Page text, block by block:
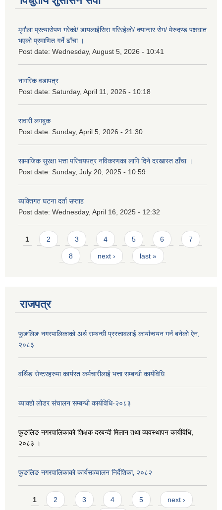
मृगौला प्रत्यारोपण गरेको/ डायलाईसिस गरिरहेको/ क्यान्सर रोग/ मेरुदण्ड पक्षघात
भएको प्रमाणित गर्ने ढाँचा ।
Post date: Wednesday, August 5, 2026 - 10:41
नागरिक वडापत्र
Post date: Saturday, April 11, 2026 - 10:18
सवारी लगबुक
Post date: Sunday, April 5, 2026 - 21:30
सामाजिक सुरक्षा भत्ता परिचयपत्र नविकरणका लागि दिने दरखास्त ढाँचा ।
Post date: Sunday, July 20, 2025 - 10:59
ब्यक्तिगत घटना दर्ता सप्ताह
Post date: Wednesday, April 16, 2025 - 12:32
Pages
1 2 3 4 5 6 7
8 next › last »
राजपत्र
फुङलिङ नगरपालिकाको अर्थ सम्बन्धी प्रस्तावलाई कार्यान्वयन गर्न बनेको ऐन‚
२०८३
वर्थिङ सेन्टरहरुमा कार्यरत कर्मचारीलाई भत्ता सम्बन्धी कार्यविधि
ब्याक्हो लोडर संचालन सम्बन्धी कार्यविधि-२०८३
फुङलिङ नगरपालिकाको शिक्षक दरबन्दी मिलान तथा व्यवस्थापन कार्यविधि,
२०८३ ।
फुङलिङ नगरपालिकाको कार्यसञ्चालन निर्देशिका‚ २०८२
Pages
1 2 3 4 5 next ›